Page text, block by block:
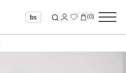
bs (0)